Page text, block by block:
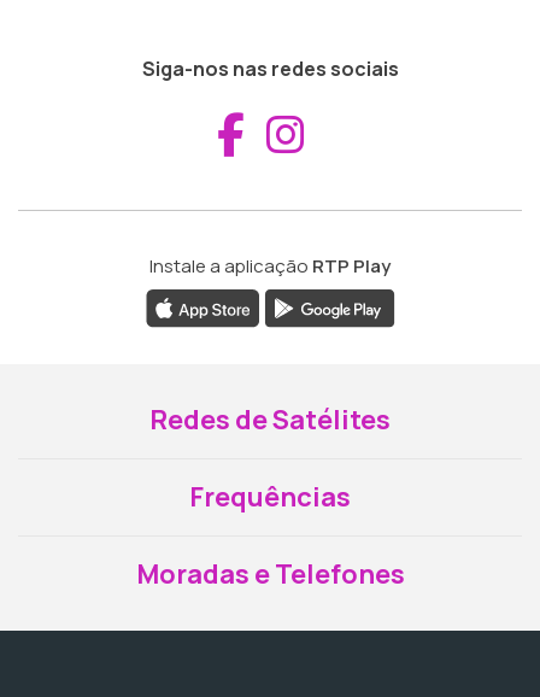
Siga-nos nas redes sociais
Aceder ao
Instale a aplicação RTP Play
Redes de Satélites
Frequências
Moradas e Telefones